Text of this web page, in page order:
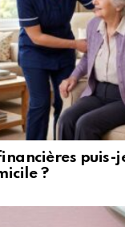
puis-
?